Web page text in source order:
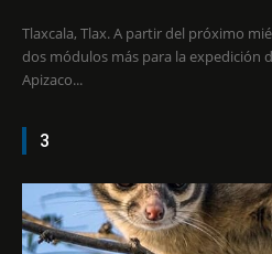
Tlaxcala, Tlax. A partir del próximo
dos módulos más para la expedición
Apizaco...
3